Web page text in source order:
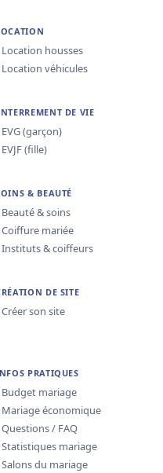
Location housses
Location véhicules
DE VIE
EVG (garçon)
EVJF (fille)
& BEAUTÉ
Beauté & soins
Coiffure mariée
Instituts & coiffeurs
DE SITE
Créer son site
PRATIQUES
Budget mariage
Mariage économique
Questions / FAQ
Statistiques mariage
Salons du mariage